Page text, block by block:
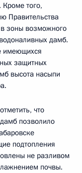
того,
Правительства
зоны возможного
дамб.
имеющихся
защитных
высота насыпи
что
позволило
подтопления
не разливом
почвы.